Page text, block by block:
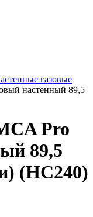
газовые
настенный 89,5
Pro
89,5
(HC240)